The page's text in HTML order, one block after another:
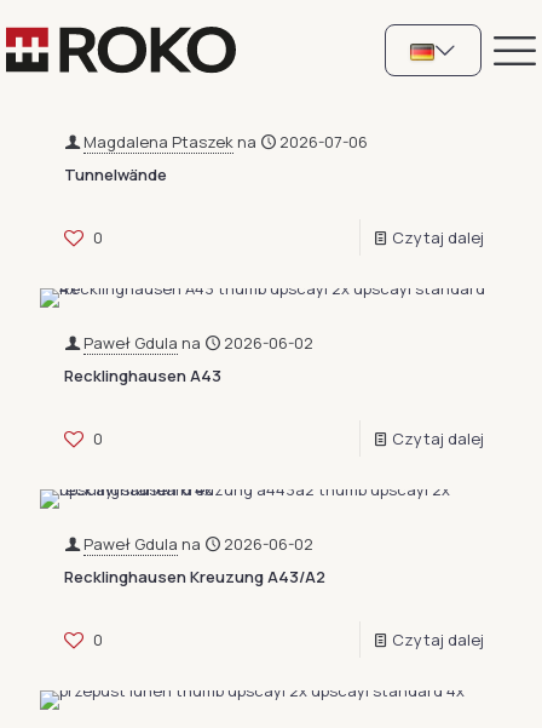
Magdalena Ptaszek na
2026-07-06
Tunnelwände
0 Czytaj dalej
Paweł Gdula na
2026-06-02
Recklinghausen A43
0 Czytaj dalej
Paweł Gdula na
2026-06-02
Recklinghausen Kreuzung A43/A2
0 Czytaj dalej